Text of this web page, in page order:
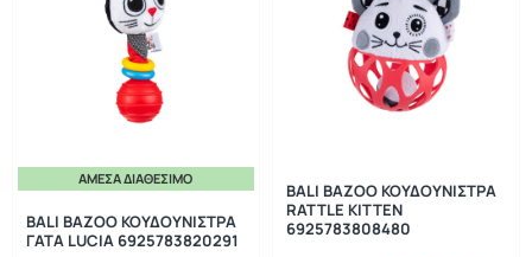
ΆΜΕΣΑ ΔΙΑΘΈΣΙΜΟ
BALI BAZOO ΚΟΥΔΟΥΝΙΣΤΡΑ
ΓΑΤΑ LUCIA 6925783820291
BALI BAZOO ΚΟΥΔΟΥΝΙΣΤΡΑ
RATTLE KITTEN
6925783808480